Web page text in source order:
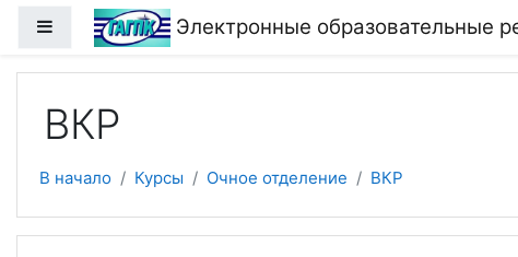
Перейти к основному содержанию
Боковая панельЭлектронные образовательные
ВКР
В начало Курсы Очное отделение ВКР